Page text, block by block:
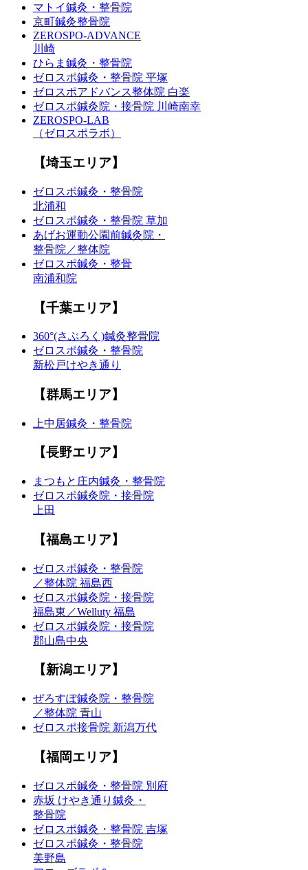
マトイ鍼灸・整骨院
京町鍼灸整骨院
ZEROSPO-ADVANCE
川崎
ひらま鍼灸・整骨院
ゼロスポ鍼灸・整骨院 平塚
ゼロスポアドバンス整体院 白楽
ゼロスポ鍼灸院・接骨院 川崎南幸
ZEROSPO-LAB
（ゼロスポラボ）
【埼玉エリア】
ゼロスポ鍼灸・整骨院
北浦和
ゼロスポ鍼灸・整骨院 草加
あげお運動公園前鍼灸院・
整骨院／整体院
ゼロスポ鍼灸・整骨
南浦和院
【千葉エリア】
360°(さぶろく)鍼灸整骨院
ゼロスポ鍼灸・整骨院
新松戸けやき通り
【群馬エリア】
上中居鍼灸・整骨院
【長野エリア】
まつもと庄内鍼灸・整骨院
ゼロスポ鍼灸院・接骨院
上田
【福島エリア】
ゼロスポ鍼灸・整骨院
／整体院 福島西
ゼロスポ鍼灸院・接骨院
福島東／Welluty 福島
ゼロスポ鍼灸院・接骨院
郡山島中央
【新潟エリア】
ぜろすぽ鍼灸院・整骨院
／整体院 青山
ゼロスポ接骨院 新潟万代
【福岡エリア】
ゼロスポ鍼灸・整骨院 別府
赤坂 けやき通り鍼灸・
整骨院
ゼロスポ鍼灸・整骨院 吉塚
ゼロスポ鍼灸・整骨院
美野島